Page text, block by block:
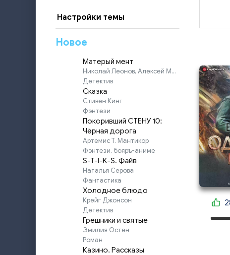
Настройки темы
Новое
Матерый мент
Николай Леонов, Алексей Макеев
Детектив
Сказка
Стивен Кинг
Фэнтези
Покоривший СТЕНУ 10:
Чёрная дорога
Артемис Т. Мантикор
Фэнтези, бояръ-аниме
S-T-I-K-S. Файв
Наталья Серова
Фантастика
Холодное блюдо
Крейг Джонсон
Детектив
Грешники и святые
Эмилия Остен
Роман
Казино. Рассказы